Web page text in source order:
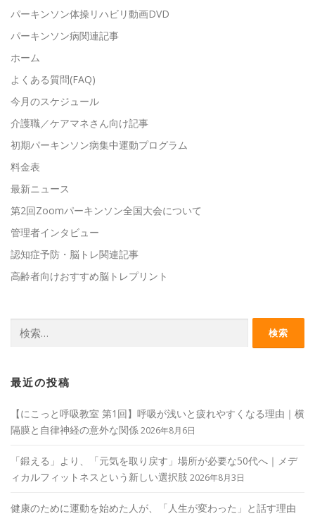
パーキンソン体操リハビリ動画DVD
パーキンソン病関連記事
ホーム
よくある質問(FAQ)
今月のスケジュール
介護職／ケアマネさん向け記事
初期パーキンソン病集中運動プログラム
料金表
最新ニュース
第2回Zoomパーキンソン全国大会について
管理者インタビュー
認知症予防・脳トレ関連記事
高齢者向けおすすめ脳トレプリント
索:
最近の投稿
【にこっと呼吸教室 第1回】呼吸が浅いと疲れやすくなる理由｜横
隔膜と自律神経の意外な関係2026年8月6日
「鍛える」より、「元気を取り戻す」場所が必要な50代へ｜メデ
ィカルフィットネスという新しい選択肢 2026年8月3日
健康のために運動を始めた人が、「人生が変わった」と話す理由